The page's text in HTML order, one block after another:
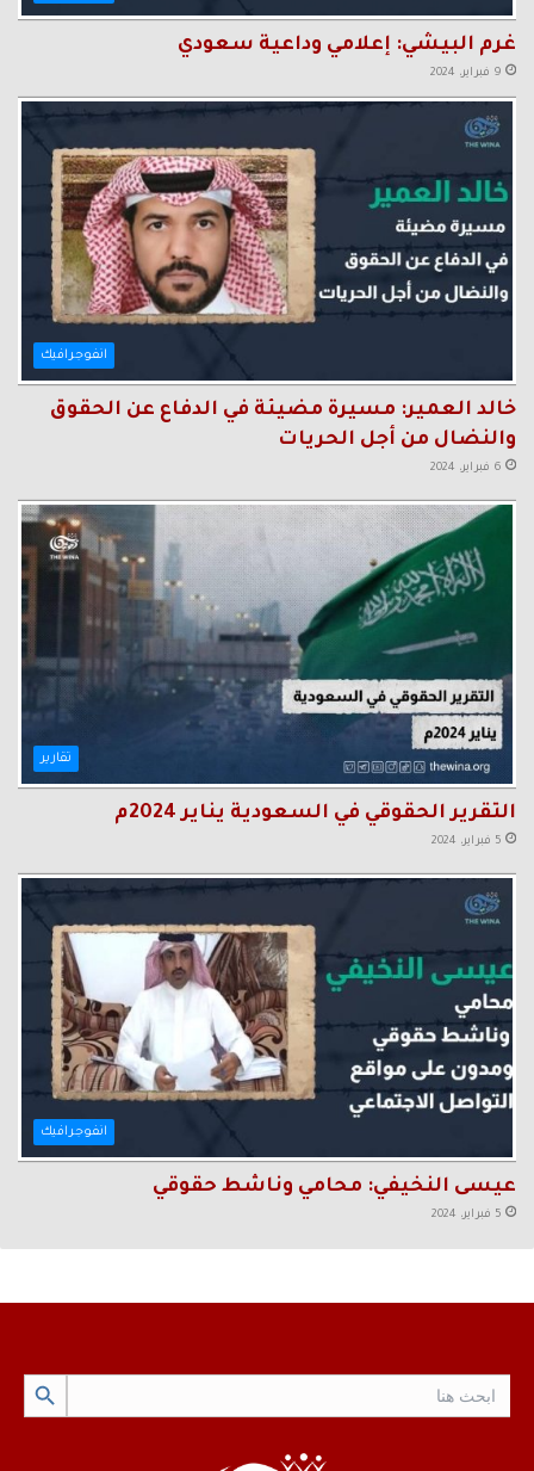
غرم البيشي: إعلامي وداعية سعودي
9 فبراير، 2024
انفوجرافيك
خالد العمير: مسيرة مضيئة في الدفاع عن الحقوق
والنضال من أجل الحريات
6 فبراير، 2024
تقارير
التقرير الحقوقي في السعودية يناير 2024م
5 فبراير، 2024
انفوجرافيك
عيسى النخيفي: محامي وناشط حقوقي
5 فبراير، 2024
Search
Search Button